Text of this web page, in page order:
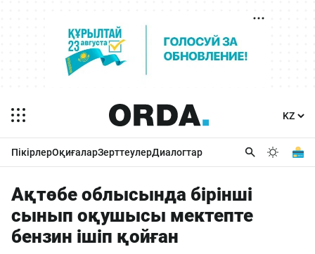
ПікірлерОқиғаларЗерттеулерДиалогтар
Ақтөбе облысында бірінші
сынып оқушысы мектепте
бензин ішіп қойған